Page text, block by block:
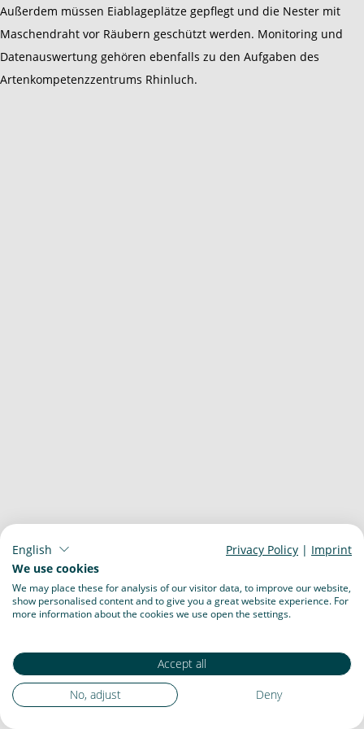
Außerdem müssen Eiablageplätze gepflegt und die Nester mit
Maschendraht vor Räubern geschützt werden. Monitoring und
Datenauswertung gehören ebenfalls zu den Aufgaben des
Artenkompetenzzentrums Rhinluch.
English Privacy Policy | Imprint
We use cookies
We may place these for analysis of our visitor data, to improve our website,
show personalised content and to give you a great website experience. For
more information about the cookies we use open the settings.
Accept all
No, adjust
Deny